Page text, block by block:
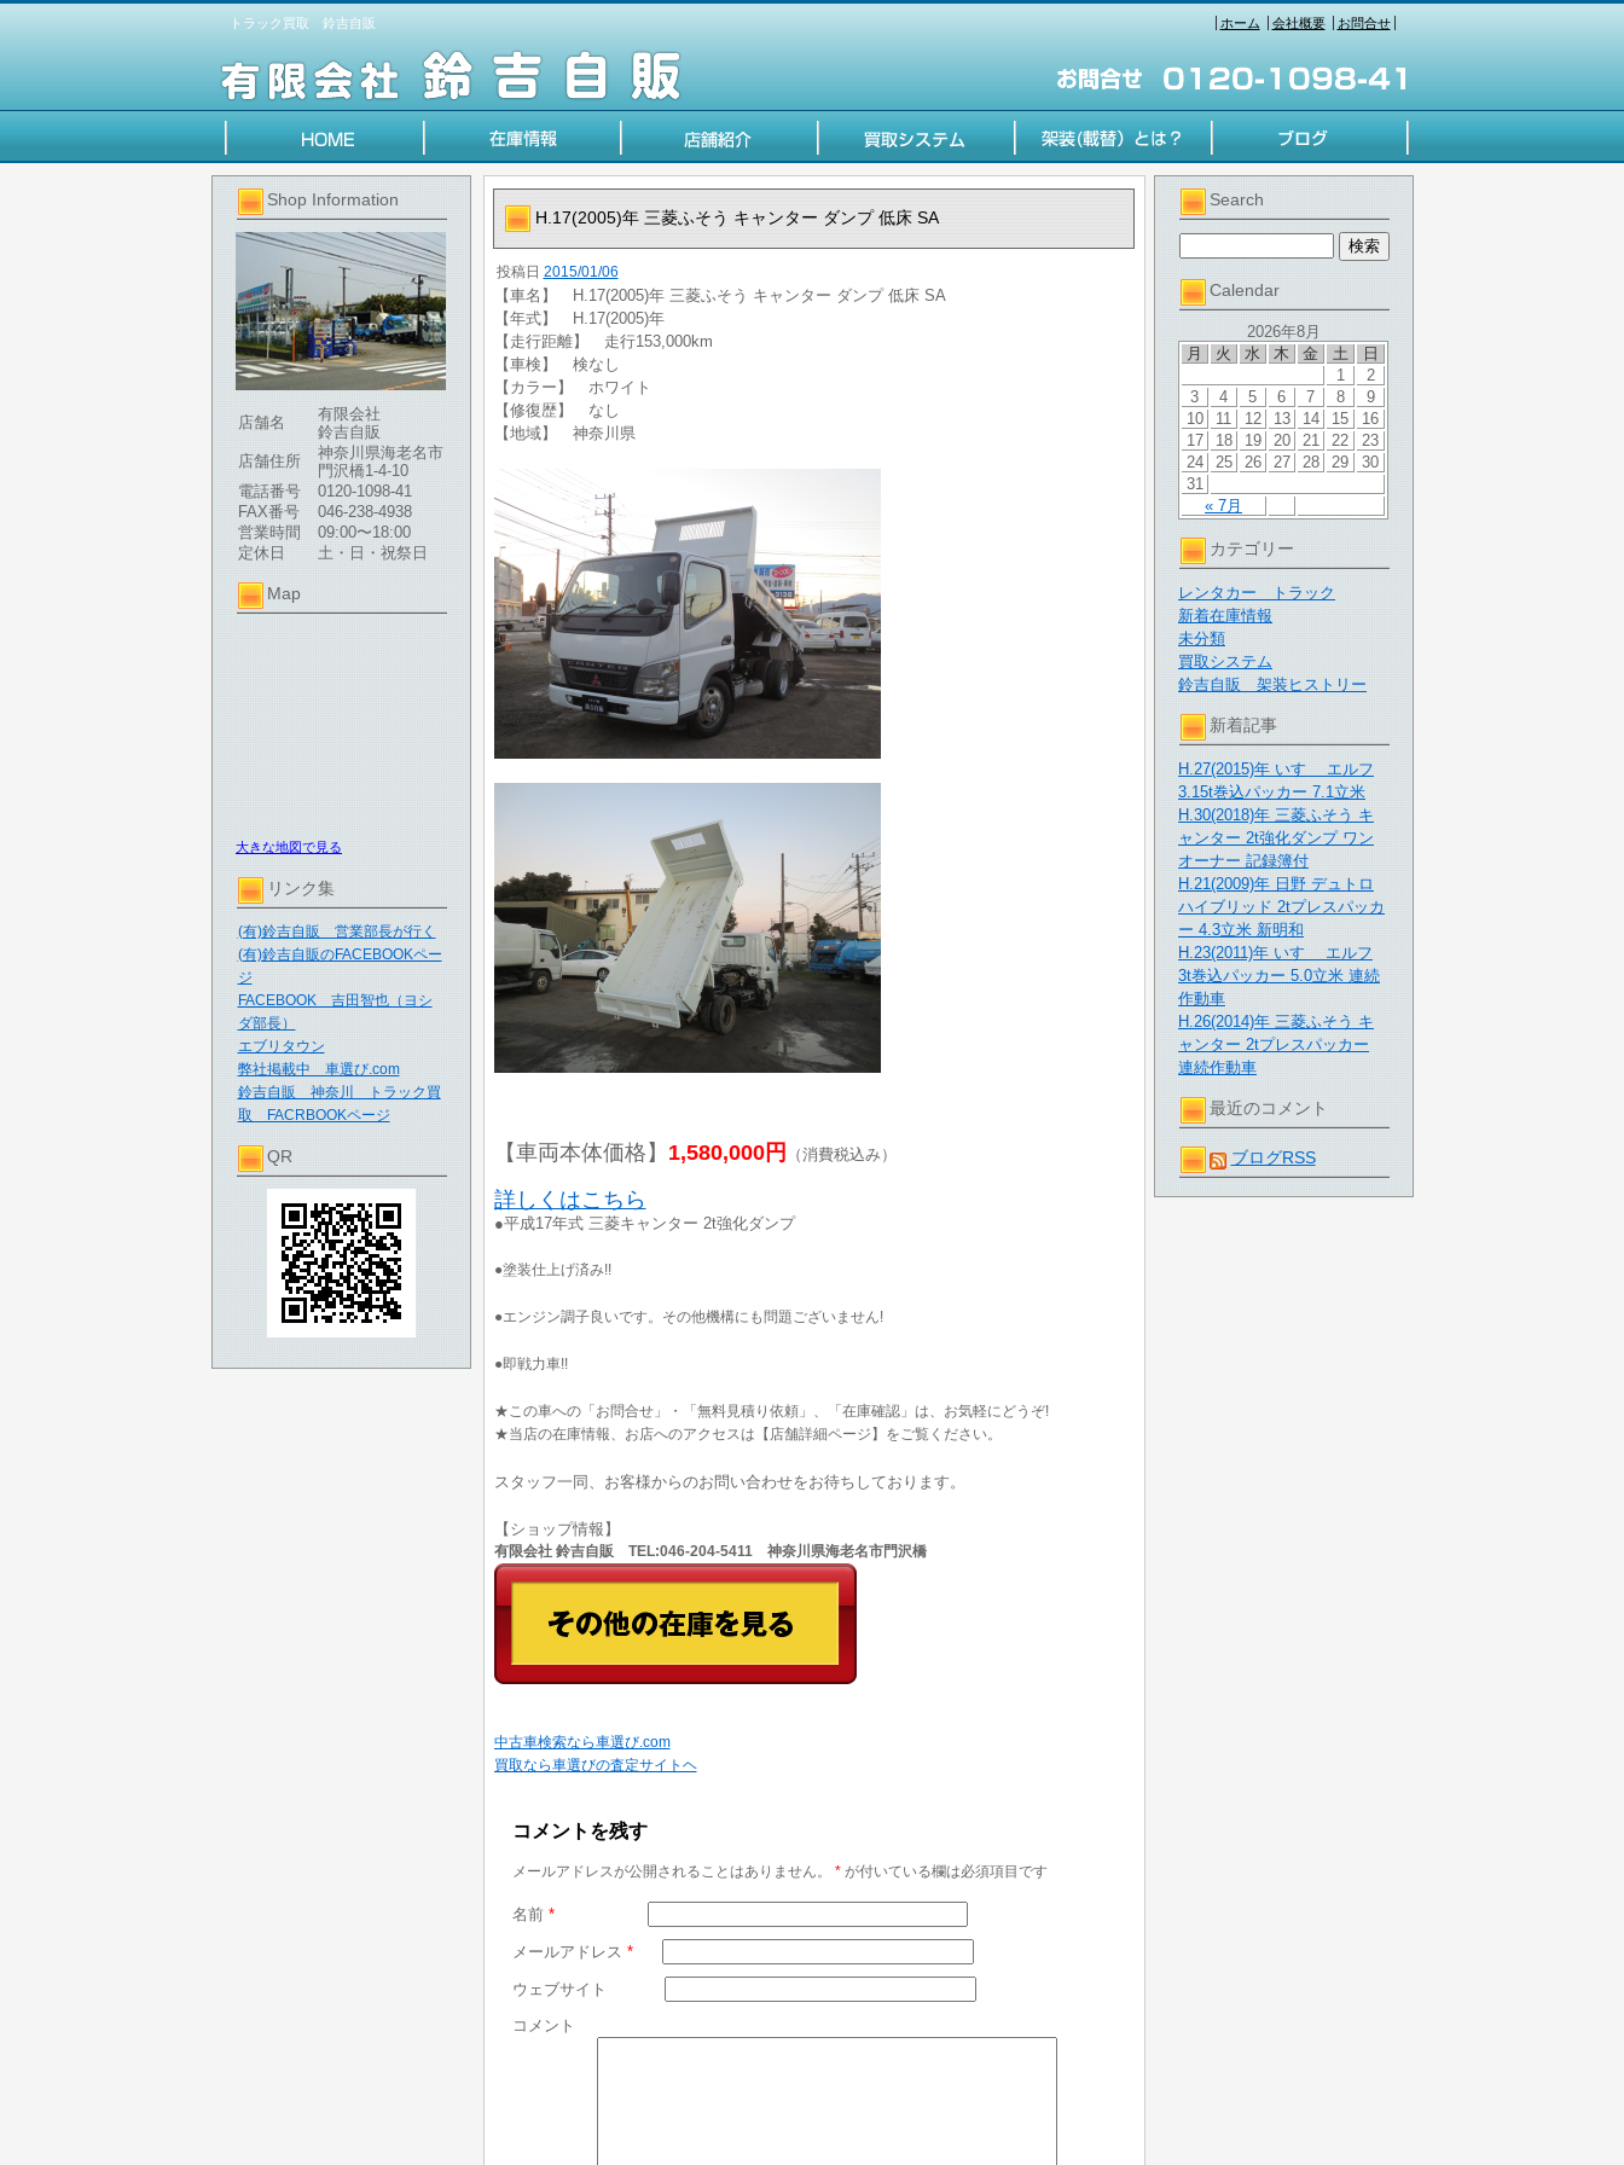
トラック買取 鈴吉自販 ホーム 会社概要 お問合せ
Shop Information
店舗名
有限会社
鈴吉自販
店舗住所
神奈川県海老名市
門沢橋1-4-10
電話番号
0120-1098-41
FAX番号
046-238-4938
営業時間
09:00〜18:00
定休日
土・日・祝祭日
Map
大きな地図で見る
リンク集
(有)鈴吉自販 営業部長が行く
(有)鈴吉自販のFACEBOOKペー
ジ
FACEBOOK 吉田智也（ヨシ
ダ部長）
エブリタウン
弊社掲載中 車選び.com
鈴吉自販 神奈川 トラック買
取 FACRBOOKページ
QR
Search
Calendar
2026年8月
月
火 水 木 金 土 日
« 7月
1
2
3
4 5 6 7 8
9
10
11 12 13 14 15
16
17
18 19 20 21 22
23
24
25 26 27 28 29
30
31
カテゴリー
レンタカー トラック
新着在庫情報
未分類
買取システム
鈴吉自販 架装ヒストリー
新着記事
H.27(2015)年 いすゞ エルフ
3.15t巻込パッカー 7.1立米
H.30(2018)年 三菱ふそう キ
ャンター 2t強化ダンプ ワン
オーナー 記録簿付
H.21(2009)年 日野 デュトロ
ハイブリッド 2tプレスパッカ
ー 4.3立米 新明和
H.23(2011)年 いすゞ エルフ
3t巻込パッカー 5.0立米 連続
作動車
H.26(2014)年 三菱ふそう キ
ャンター 2tプレスパッカー
連続作動車
最近のコメント
ブログRSS
H.17(2005)年 三菱ふそう キャンター ダンプ 低床 SA
投稿日 2015/01/06
【車名】 H.17(2005)年 三菱ふそう キャンター ダンプ 低床 SA
【年式】 H.17(2005)年
【走行距離】 走行153,000km
【車検】 検なし
【カラー】 ホワイト
【修復歴】 なし
【地域】 神奈川県
【車両本体価格】 1,580,000円 （消費税込み）
詳しくはこちら
●平成17年式 三菱キャンター 2t強化ダンプ
●塗装仕上げ済み!!
●エンジン調子良いです。その他機構にも問題ございません!
●即戦力車!!
★この車への「お問合せ」・「無料見積り依頼」、「在庫確認」は、お気軽にどうぞ!
★当店の在庫情報、お店へのアクセスは【店舗詳細ページ】をご覧ください。
スタッフ一同、お客様からのお問い合わせをお待ちしております。
【ショップ情報】
有限会社 鈴吉自販 TEL:046-204-5411 神奈川県海老名市門沢橋
中古車検索なら車選び.com
買取なら車選びの査定サイトヘ
コメントを残す
メールアドレスが公開されることはありません。 *が付いている欄は必須項目です
名前 *
メールアドレス *
ウェブサイト
コメント